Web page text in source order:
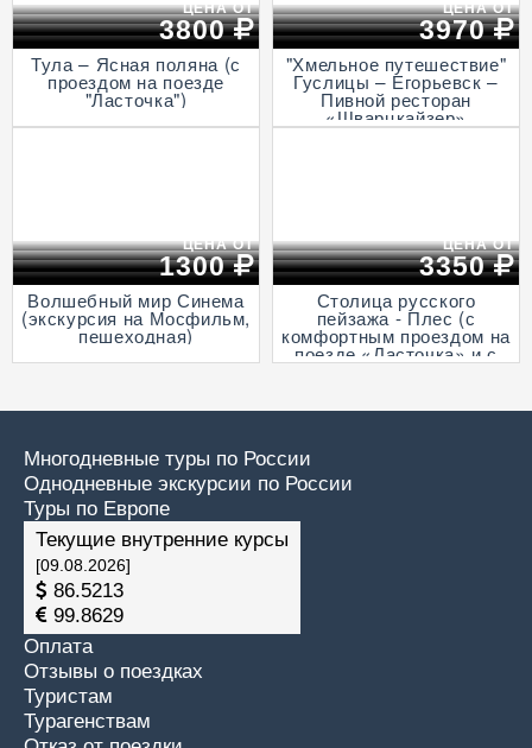
ЦЕНА ОТ
3800
Тула – Ясная поляна (с
проездом на поезде
"Ласточка")
ЦЕНА ОТ
3970
"Хмельное путешествие"
Гуслицы – Егорьевск –
Пивной ресторан
«Шварцкайзер»
ЦЕНА ОТ
1300
Волшебный мир Синема
(экскурсия на Мосфильм,
пешеходная)
ЦЕНА ОТ
3350
Столица русского
пейзажа - Плес (с
комфортным проездом на
поезде «Ласточка» и с
прогулкой на теплоходе
Многодневные туры по России
Однодневные экскурсии по России
Туры по Европе
Текущие внутренние курсы
[09.08.2026]
86.5213
99.8629
Оплата
Отзывы о поездках
Туристам
Турагенствам